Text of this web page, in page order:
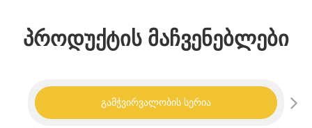
პროდუქტის მაჩვენებლები
გამჭვირვალობის სერია